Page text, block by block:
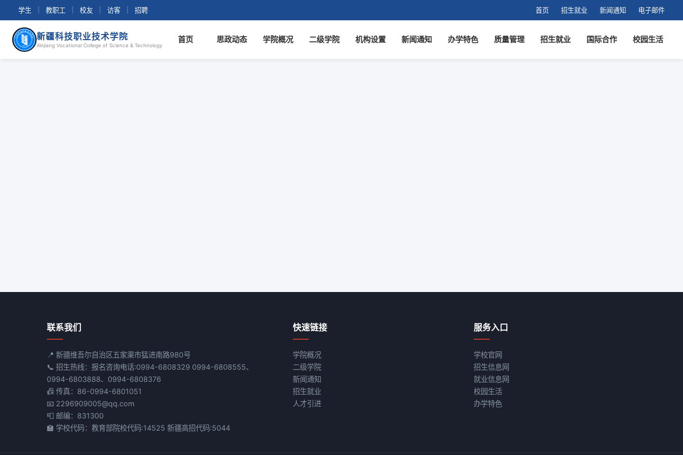
学生 教职工 校友 访客 招聘 首页 招生就业 新闻通知 电子邮件
新疆科技职业技术学院
Xinjiang Vocational College of Science & Technology
首页 思政动态 学院概况 二级学院 机构设置 新闻通知 办学特色 质量管理 招生就业 国际合作 校园生活
联系我们
📍 新疆维吾尔自治区五家渠市猛进南路980号
📞 招生热线：报名咨询电话:0994-6808329 0994-6808555、
0994-6803888、0994-6808376
📠 传真：86-0994-6801051
📧 2296909005@qq.com
📮 邮编：831300
🏫 学校代码：教育部院校代码:14525 新疆高招代码:5044
快速链接
学院概况
二级学院
新闻通知
招生就业
人才引进
服务入口
学校官网
招生信息网
就业信息网
校园生活
办学特色